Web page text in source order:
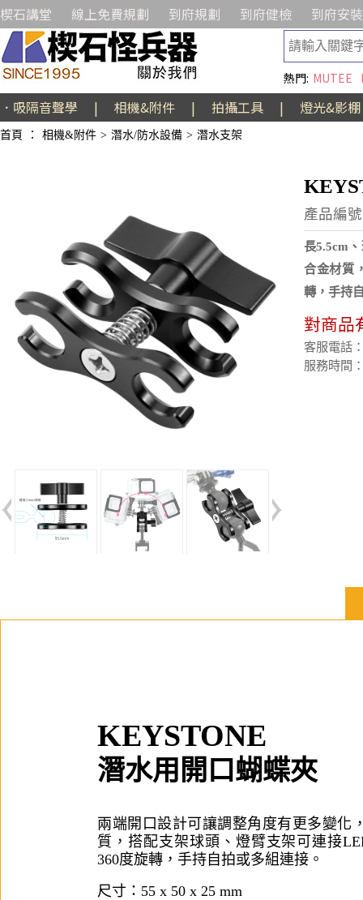
楔石講堂 線上免費規劃 到府規劃 到府健檢 到府安裝
熱門: MUTEE
．吸隔音聲學 | 相機&附件 | 拍攝工具 | 燈光&影棚
首頁 ： 相機&附件 > 潛水/防水設備 > 潛水支架
產品編
長5.5cm
合金材質
轉，手持
對商品
客服電話
服務時間
KEYSTONE
潛水用開口蝴蝶夾
兩端開口設計可讓調整角度有更多變化
質，搭配支架球頭 、 燈臂支架 可連接
360度旋轉，手持自拍或多組連接。
尺寸：55 x 50 x 25 mm